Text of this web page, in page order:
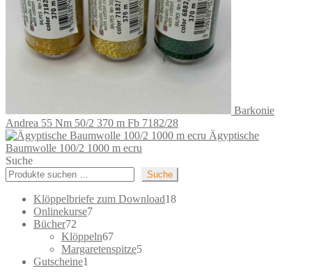
Barkonie
Andrea 55 Nm 50/2 370 m Fb 7182/28
Ägyptische
Baumwolle 100/2 1000 m ecru
Suche
Suche
Klöppelbriefe zum Download1818
Onlinekurse77
Bücher72
Produkte
Klöppeln6767
Produkte
Margaretenspitze55
Gutscheine1